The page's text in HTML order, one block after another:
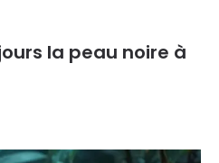
la peau noire à